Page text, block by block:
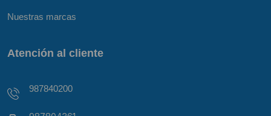
Nuestras marcas
Atención al cliente
987840200